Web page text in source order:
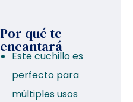
Por qué te
encantará
Este cuchillo es
perfecto para
múltiples usos